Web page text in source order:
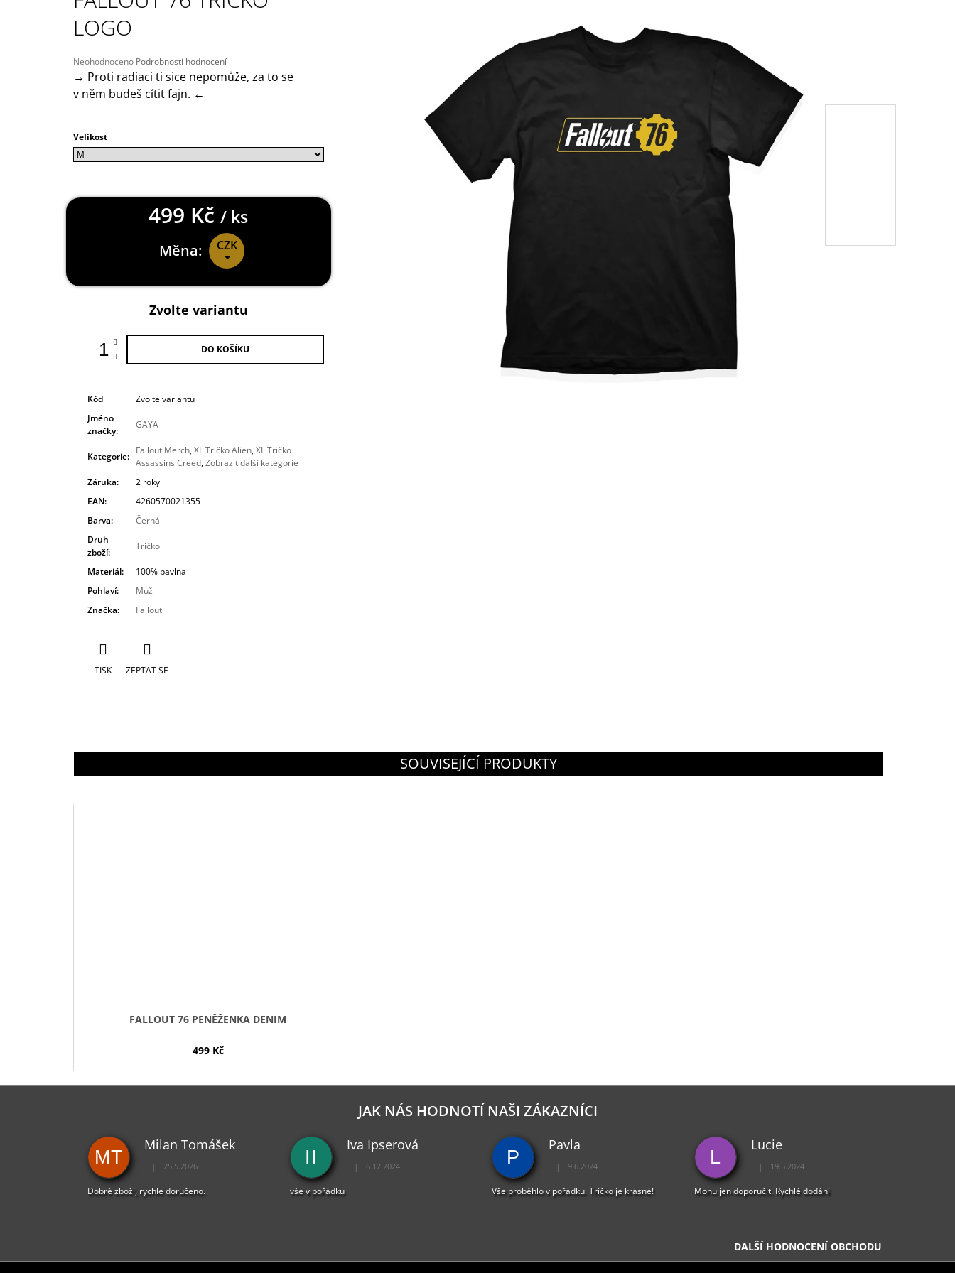
LOGO
Průměrné
hodnocení
produktu
je
5
hvězdiček.
Neohodnoceno Podrobnosti hodnocení
→ Proti radiaci ti sice nepomůže, za to se
v něm budeš cítit fajn. ←
Velikost
499 Kč/ ks
Měna: CZK
Měrná
Zvolte variantu
DO KOŠÍKU
Kód
Zvolte variantu
Jméno
značky:
GAYA
Kategorie:
Fallout Merch,XL Tričko Alien,XL Tričko
Assassins Creed,Zobrazit další kategorie
Záruka:
2 roky
EAN:
4260570021355
Barva:
Černá
Druh
zboží:
Tričko
Materiál:
100% bavlna
Pohlaví:
Muž
Značka: Fallout
TISK ZEPTAT SE
SOUVISEJÍCÍ PRODUKTY
FALLOUT 76 PENĚŽENKA DENIM
499 Kč
149 Kč
JAK NÁS HODNOTÍ NAŠI ZÁKAZNÍCI
MT
Milan Tomášek
Hodnocení obchodu je 5 z 5 hvězdiček.
| 25.5.2026
Dobré zboží, rychle doručeno.
II
Iva Ipserová
Hodnocení obchodu je 5 z 5 hvězdiček.
| 6.12.2024
vše v pořádku
P
Pavla
Hodnocení obchodu je 5 z 5 hvězdiček.
| 9.6.2024
Vše proběhlo v pořádku. Tričko je krásné!
L
Lucie
Hodnocení obchodu je 5 z 5 hvězdiček.
| 19.5.2024
Mohu jen doporučit. Rychlé dodání
DALŠÍ HODNOCENÍ OBCHODU